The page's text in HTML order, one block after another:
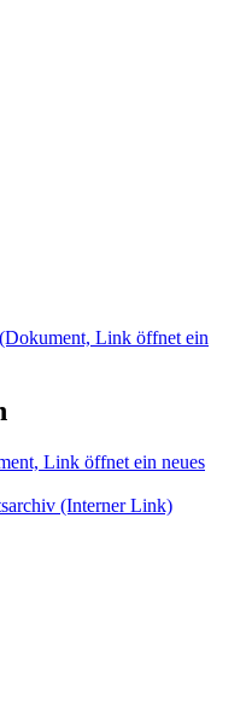
(Dokument, Link öffnet ein
Link öffnet ein neues
(Interner Link)